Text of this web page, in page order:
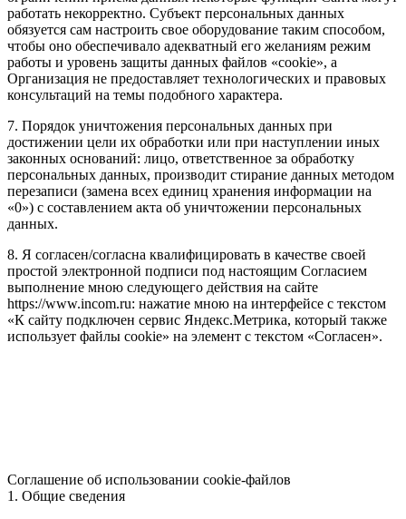
работать некорректно. Субъект персональных данных
обязуется сам настроить свое оборудование таким способом,
чтобы оно обеспечивало адекватный его желаниям режим
работы и уровень защиты данных файлов «cookie», а
Организация не предоставляет технологических и правовых
консультаций на темы подобного характера.
7. Порядок уничтожения персональных данных при
достижении цели их обработки или при наступлении иных
законных оснований: лицо, ответственное за обработку
персональных данных, производит стирание данных методом
перезаписи (замена всех единиц хранения информации на
«0») с составлением акта об уничтожении персональных
данных.
8. Я согласен/согласна квалифицировать в качестве своей
простой электронной подписи под настоящим Согласием
выполнение мною следующего действия на сайте
https://www.incom.ru: нажатие мною на интерфейсе с текстом
«К сайту подключен сервис Яндекс.Метрика, который также
использует файлы cookie» на элемент с текстом «Согласен».
Соглашение об использовании cookie-файлов
1. Общие сведения